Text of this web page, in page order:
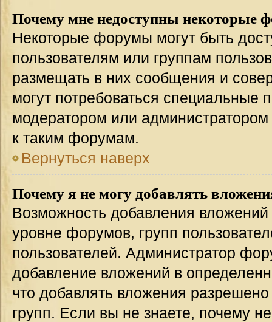
Почему мне недоступны некоторые
Некоторые форумы могут быть
пользователям или группам
размещать в них сообщения и
могут потребоваться специальные
модератором или
к таким форумам.
Вернуться наверх
Почему я не могу добавлять
Возможность добавления
уровне форумов, групп
пользователей. Администратор
добавление вложений в
что добавлять вложения
групп. Если вы не знаете, почему